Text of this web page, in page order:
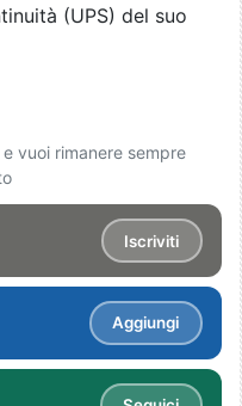
(UPS) del suo
vuoi rimanere sempre
Iscriviti
Aggiungi